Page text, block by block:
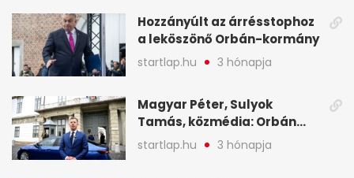
Hozzányúlt az árrésstophoz
a leköszönő Orbán-kormány
startlap.hu 3 hónapja
Magyar Péter, Sulyok
Tamás, közmédia: Orbán
Viktor április 13. óta hallgat,
közben pörögnek az
startlap.hu 3 hónapja